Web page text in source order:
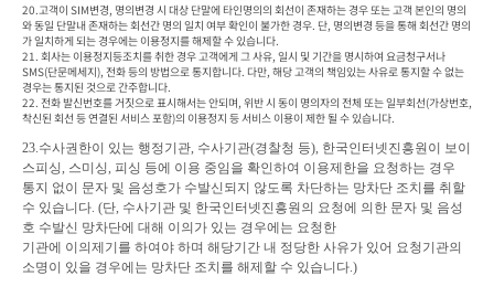
20.고객이 SIM변경, 명의변경 시 대상 단말에 타인명의의 회선이 존재하는 경우 또는 고객 본인의 명의
와 동일 단말내 존재하는 회선간 명의 일치 여부 확인이 불가한 경우. 단, 명의변경 등을 통해 회선간 명의
가 일치하게 되는 경우에는 이용정지를 해제할 수 있습니다.
21. 회사는 이용정지등조치를 취한 경우 고객에게 그 사유, 일시 및 기간을 명시하여 요금청구서나
SMS(단문메세지), 전화 등의 방법으로 통지합니다. 다만, 해당 고객의 책임있는 사유로 통지할 수 없는
경우는 통지된 것으로 간주합니다.
22. 전화 발신번호를 거짓으로 표시해서는 안되며, 위반 시 동이 명의자의 전체 또는 일부회선(가상번호,
착신된 회선 등 연결된 서비스 포함)의 이용정지 등 서비스 이용이 제한 될 수 있습니다.
23.수사권한이 있는 행정기관, 수사기관(경찰청 등), 한국인터넷진흥원이 보이
스피싱, 스미싱, 피싱 등에 이용 중임을 확인하여 이용제한을 요청하는 경우
통지 없이 문자 및 음성호가 수발신되지 않도록 차단하는 망차단 조치를 취할
수 있습니다. (단, 수사기관 및 한국인터넷진흥원의 요청에 의한 문자 및 음성
호 수발신 망차단에 대해 이의가 있는 경우에는 요청한
기관에 이의제기 를 하여야 하며 해당기간 내 정당한 사유가 있어 요청기관의
소명이 있을 경우에는 망차단 조치를 해제할 수 있습니 다.)